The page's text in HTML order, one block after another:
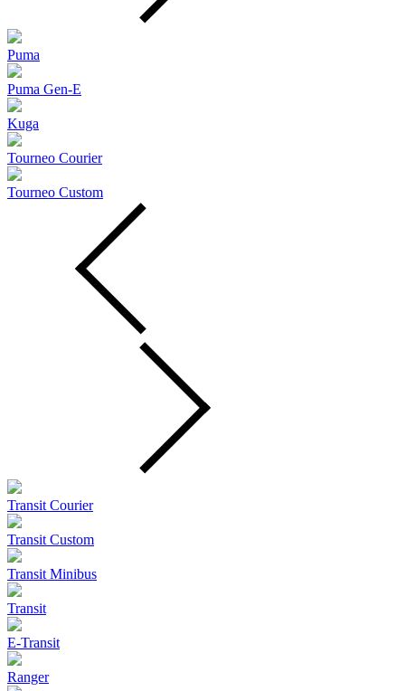
Puma
Puma Gen‑E
Kuga
Tourneo Courier
Tourneo Custom
Transit Courier
Transit Custom
Transit Minibus
Transit
E-Transit
Ranger